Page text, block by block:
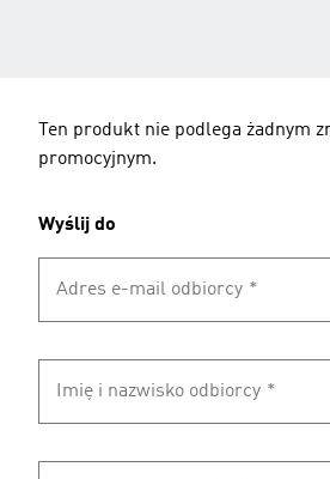
Ten produkt nie podlega żadnym
promocyjnym.
Wyślij do
Adres e-mail odbiorcy *
Imię i nazwisko odbiorcy *